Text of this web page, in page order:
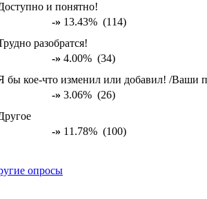
и понятно!
-» 13.43% (114)
разобратся!
-» 4.00% (34)
бы кое-что изменил или добавил! /Ваши
-» 3.06% (26)
-» 11.78% (100)
опросы